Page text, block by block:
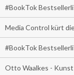
#BookTok
Media Control kürt
#BookTok
Otto Waalkes -